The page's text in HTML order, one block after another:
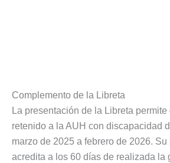
Complemento de la Libreta
La presentación de la Libreta
retenido a la AUH con discapacidad
marzo de 2025 a febrero de 2026. Su
acredita a los 60 días de realizada la